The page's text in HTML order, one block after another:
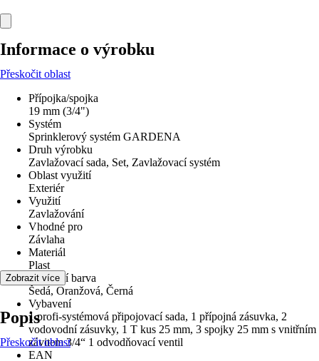
Informace o výrobku
Přeskočit oblast
Přípojka/spojka
19 mm (3/4")
Systém
Sprinklerový systém GARDENA
Druh výrobku
Zavlažovací sada, Set, Zavlažovací systém
Oblast využití
Exteriér
Využití
Zavlažování
Vhodné pro
Závlaha
Materiál
Plast
Základní barva
Šedá, Oranžová, Černá
Vybavení
1 profi-systémová připojovací sada, 1 přípojná zásuvka, 2
vodovodní zásuvky, 1 T kus 25 mm, 3 spojky 25 mm s vnitřním
závitem 3/4“ 1 odvodňovací ventil
EAN
Zobrazit více
Popis
Přeskočit oblast